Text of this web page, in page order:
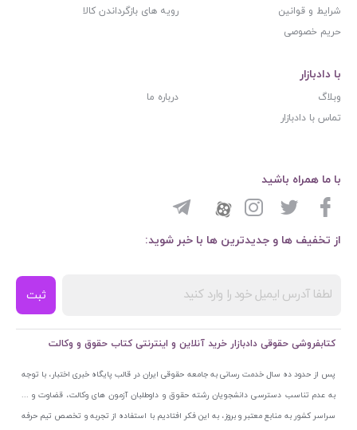
شرایط و قوانین
رویه های بازگرداندن کالا
حریم خصوصی
با دادبازار
وبلاگ
درباره ما
تماس با دادبازار
از تخفیف ها و جدیدترین ها با خبر شوید:
ثبت
با ما همراه باشید
کتابفروشی حقوقی دادبازار خرید آنلاین و اینترنتی کتاب حقوق و وکالت
پس از حدود ده سال خدمت رسانی به جامعه حقوقی ایران در قالب پایگاه خبری اختبار، با توجه
به عدم تناسب دسترسی دانشجویان رشته حقوق و داوطلبان آزمون های وکالت، قضاوت و ...
سراسر کشور به منابع معتبر و بروز، به این فکر افتادیم با استفاده از تجربه و تخصص تیم حرفه